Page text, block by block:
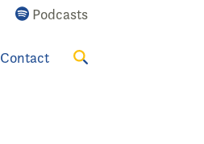
Podcasts
Contact